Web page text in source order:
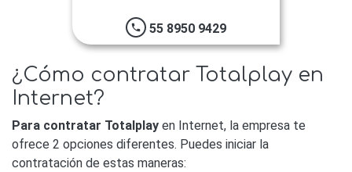
phone 55 8950 9429
¿Cómo contratar Totalplay en
Internet?
Para contratar Totalplay en Internet, la empresa te
ofrece 2 opciones diferentes. Puedes iniciar la
contratación de estas maneras: